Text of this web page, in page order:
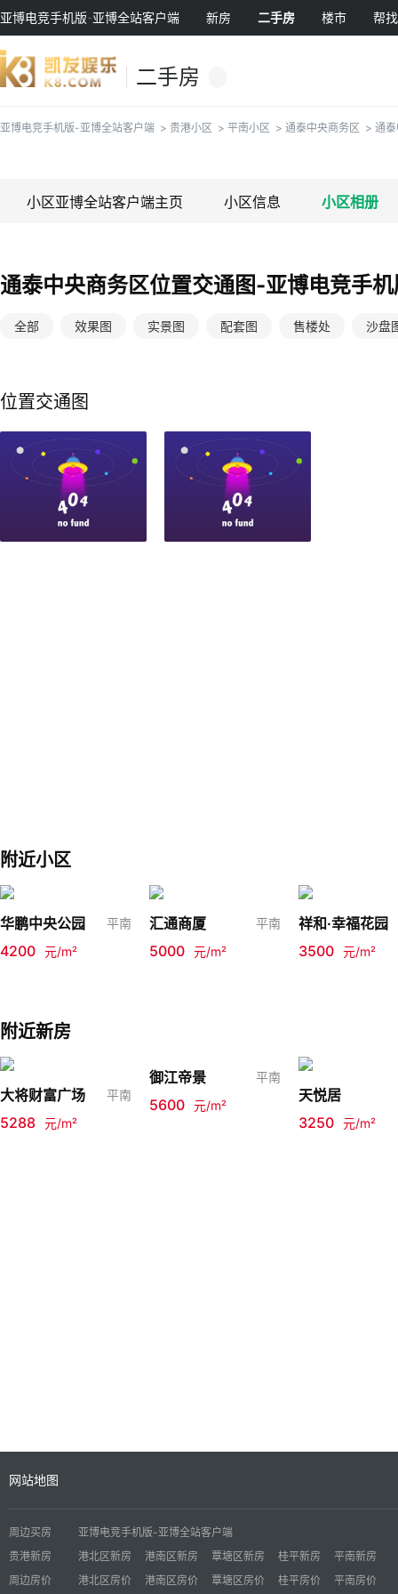
亚博电竞手机版-亚博全站客户端 新房 二手房 楼市 帮
二手房
亚博电竞手机版-亚博全站客户端 > 贵港小区 > 平南小区 > 通泰中央商务区 > 通
小区亚博全站客户端主页 小区信息 小区相册
通泰中央商务区位置交通图-亚博电竞手
全部 效果图 实景图 配套图 售楼处 沙盘
位置交通图
附近小区
华鹏中央公园 平南
4200 元/m²
汇通商厦 平南
5000 元/m²
祥和·幸福花园
3500 元/m²
附近新房
大将财富广场 平南
5288 元/m²
御江帝景 平南
5600 元/m²
天悦居
3250 元/m²
网站地图
周边买房
亚博电竞手机版-亚博全站客户端
贵港新房
港北区新房 港南区新房 覃塘区新房 桂平新房
平南新房
周边房价
港北区房价 港南区房价 覃塘区房价 桂平房价 平南房价